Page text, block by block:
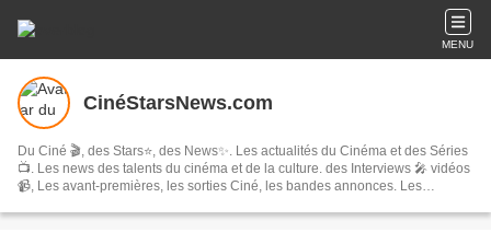
MENU
CinéStarsNews.com
Du Ciné 🎬, des Stars⭐, des News✨. Les actualités du Cinéma et des Séries
📺. Les news des talents du cinéma et de la culture. des Interviews 🎤 vidéos
📹, Les avant-premières, les sorties Ciné, les bandes annonces. Les